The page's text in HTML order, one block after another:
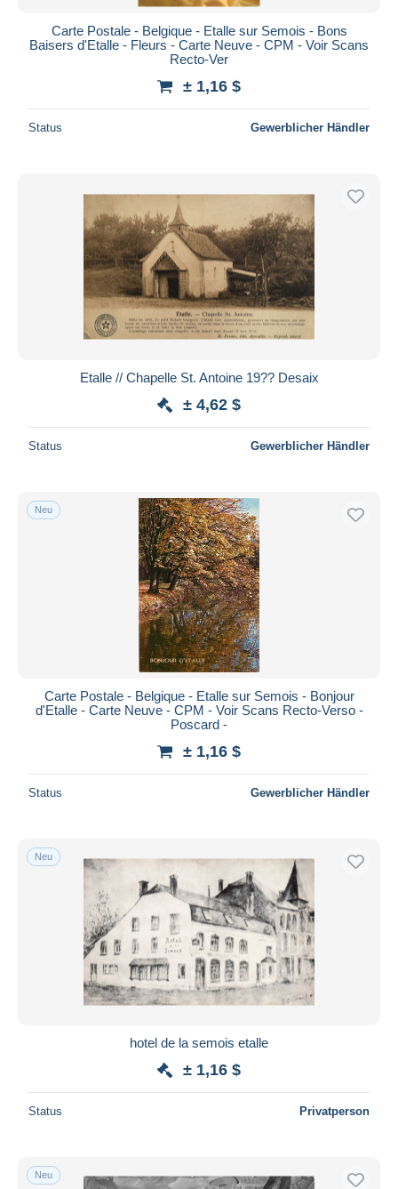
Carte Postale - Belgique - Etalle sur Semois - Bons
Baisers d'Etalle - Fleurs - Carte Neuve - CPM - Voir Scans
Recto-Ver
± 1,16 $
Status Gewerblicher Händler
Etalle // Chapelle St. Antoine 19?? Desaix
± 4,62 $
Status Gewerblicher Händler
Neu
Carte Postale - Belgique - Etalle sur Semois - Bonjour
d'Etalle - Carte Neuve - CPM - Voir Scans Recto-Verso -
Poscard -
± 1,16 $
Status Gewerblicher Händler
Neu
hotel de la semois etalle
± 1,16 $
Status Privatperson
Neu